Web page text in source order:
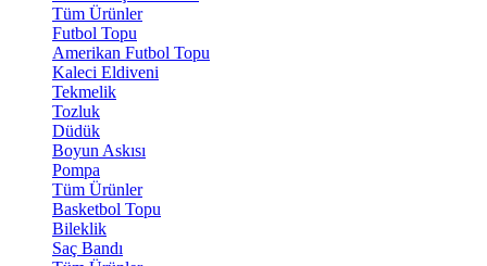
Tüm Ürünler
Futbol Topu
Amerikan Futbol Topu
Kaleci Eldiveni
Tekmelik
Tozluk
Düdük
Boyun Askısı
Pompa
Tüm Ürünler
Basketbol Topu
Bileklik
Saç Bandı